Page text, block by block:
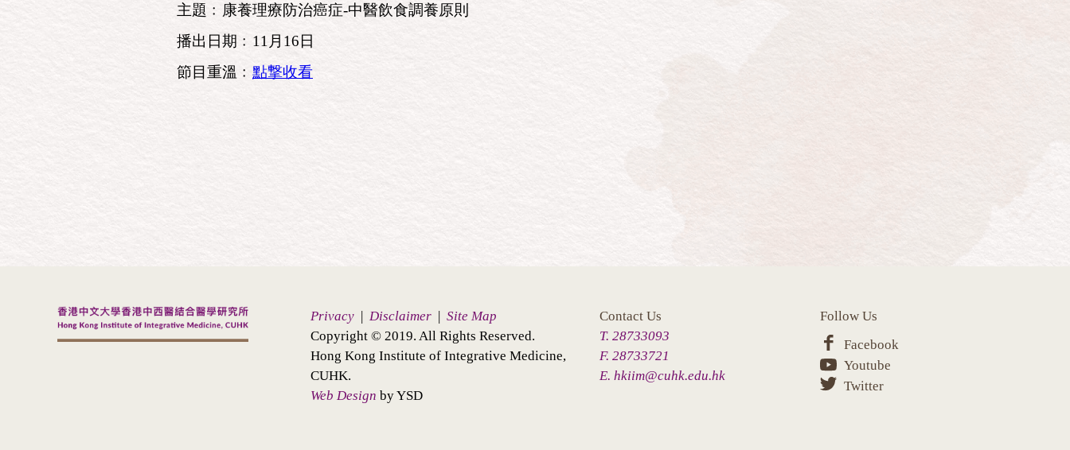
主題﹕康養理療防治癌症-中醫飲食調養原則
播出日期﹕11月16日
節目重溫﹕ 點撃收看
Contact Us
T. 28733093
F. 28733721
E. hkiim@cuhk.edu.hk
Follow Us
Facebook
Youtube
Twitter
Privacy | Disclaimer | Site Map
Copyright © 2019. All Rights Reserved.
Hong Kong Institute of Integrative Medicine,
CUHK.
Web Design by YSD